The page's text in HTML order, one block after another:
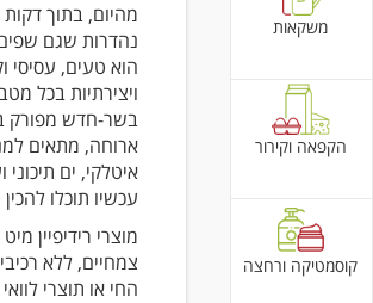
משקאות
הקפאה וקירור
קוסמטיקה ורחצה
מהיום, בתוך דקות
נהדרות שגם
הוא טעים, עסיסי
ויצירתיות בכל
בשר-חדש מפורק
ארוחה, מתאים
איטלקי, ים תיכוני
עכשיו תוכלו
מוצרי רידיפיין
החי או תוצרי